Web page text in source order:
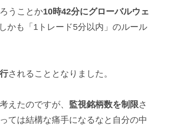
うことか10時42分にグローバルウェ
かも「1トレード5分以内」のルール
されることとなりました。
えたのですが、 監視銘柄数を制限さ
ては結構な痛手になるなと自分の中